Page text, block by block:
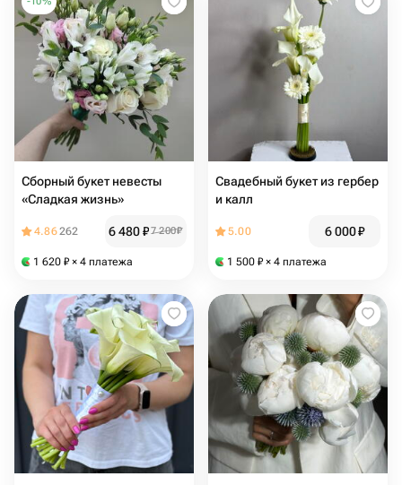
Сборный букет невесты
«Сладкая жизнь»
4.86262 6 480₽7 200₽
1 620 ₽ × 4 платежа
Свадебный букет из гербер
и калл
5.00 6 000₽
1 500 ₽ × 4 платежа